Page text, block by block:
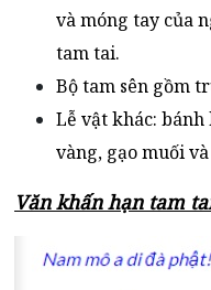
và móng tay của
tam tai.
Bộ tam sên gồm
Lễ vật khác:
vàng, gạo muối
Văn khấn hạn tam